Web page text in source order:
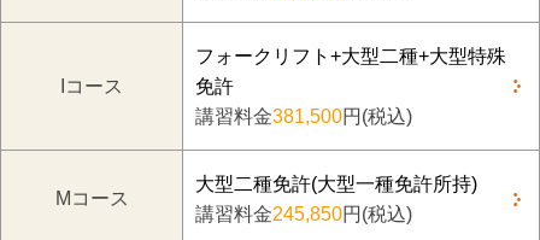
Iコース
フォークリフト+大型二種+大型特殊
免許
講習料金381,500円(税込)
Mコース
大型二種免許(大型一種免許所持)
講習料金245,850円(税込)